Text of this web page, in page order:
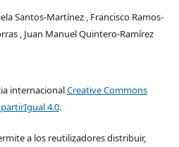
Santos-Martínez , Francisco Ramos-
, Juan Manuel Quintero-Ramírez
internacionalCreative Commons
4.0.
a los reutilizadores distribuir,